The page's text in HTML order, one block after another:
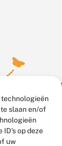
technologieën
slaan en/of
ID's op deze
uw
door